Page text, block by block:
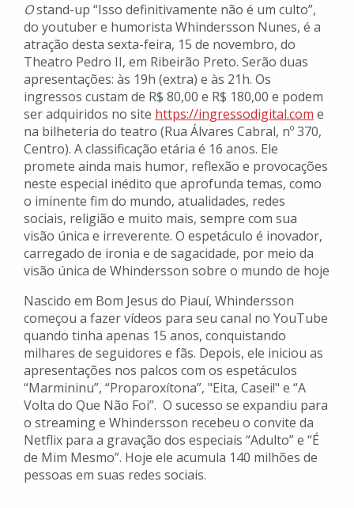
Ostand-up “Isso definitivamente não é um culto”,
do youtuber e humorista Whindersson Nunes, é a
atração desta sexta-feira, 15 de novembro, do
Theatro Pedro II, em Ribeirão Preto. Serão duas
apresentações: às 19h (extra) e às 21h. Os
ingressos custam de R$ 80,00 e R$ 180,00 e podem
ser adquiridos no site https://ingressodigital.com e
na bilheteria do teatro (Rua Álvares Cabral, nº 370,
Centro). A classificação etária é 16 anos. Ele
promete ainda mais humor, reflexão e provocações
neste especial inédito que aprofunda temas, como
o iminente fim do mundo, atualidades, redes
sociais, religião e muito mais, sempre com sua
visão única e irreverente. O espetáculo é inovador,
carregado de ironia e de sagacidade, por meio da
visão única de Whindersson sobre o mundo de hoje
Nascido em Bom Jesus do Piauí, Whindersson
começou a fazer vídeos para seu canal no YouTube
quando tinha apenas 15 anos, conquistando
milhares de seguidores e fãs. Depois, ele iniciou as
apresentações nos palcos com os espetáculos
“Marmininu”, “Proparoxítona”, "Eita, Casei!" e “A
Volta do Que Não Foi”. O sucesso se expandiu para
o streaming e Whindersson recebeu o convite da
Netflix para a gravação dos especiais “Adulto” e “É
de Mim Mesmo”. Hoje ele acumula 140 milhões de
pessoas em suas redes sociais.